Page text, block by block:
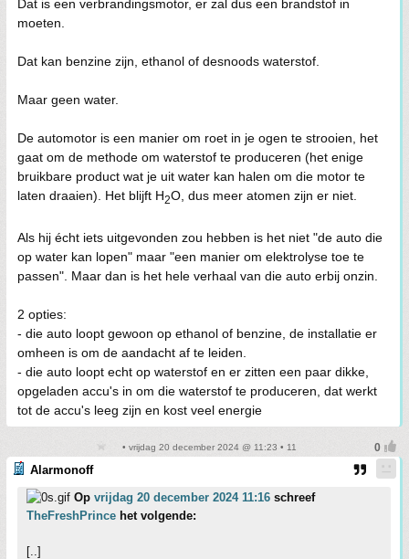
Dat is een verbrandingsmotor, er zal dus een brandstof in
moeten.
Dat kan benzine zijn, ethanol of desnoods waterstof.
Maar geen water.
De automotor is een manier om roet in je ogen te strooien, het
gaat om de methode om waterstof te produceren (het enige
bruikbare product wat je uit water kan halen om die motor te
laten draaien). Het blijft H2O, dus meer atomen zijn er niet.
Als hij écht iets uitgevonden zou hebben is het niet "de auto die
op water kan lopen" maar "een manier om elektrolyse toe te
passen". Maar dan is het hele verhaal van die auto erbij onzin.
2 opties:
- die auto loopt gewoon op ethanol of benzine, de installatie er
omheen is om de aandacht af te leiden.
- die auto loopt echt op waterstof en er zitten een paar dikke,
opgeladen accu's in om die waterstof te produceren, dat werkt
tot de accu's leeg zijn en kost veel energie
• vrijdag 20 december 2024 @ 11:23 • 11
Alarmonoff
Op vrijdag 20 december 2024 11:16 schreef
TheFreshPrince het volgende:
[..]